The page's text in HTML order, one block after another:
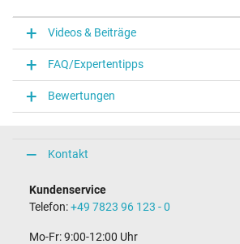
Funktions-LED
Funktions-LED im Stecker
Notebook Stecker
Steckertyp / -form
rund / 180° gerade
9,5 mm
Ja
Länge Anschlusskabel (m) (ca.)
Videos & Beiträge
FAQ/Expertentipps
Bewertungen
Kontakt
Kundenservice
Telefon:+49 7823 96 123 - 0
Mo-Fr: 9:00-12:00 Uhr